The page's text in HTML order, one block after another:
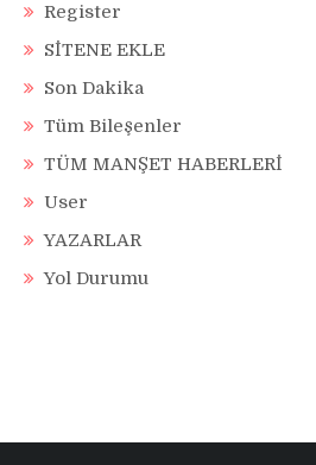
Register
SİTENE EKLE
Son Dakika
Tüm Bileşenler
TÜM MANŞET HABERLERİ
User
YAZARLAR
Yol Durumu